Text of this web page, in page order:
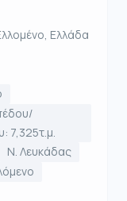
Ελλάδα
7,325τ.μ.
Ν. Λευκάδας